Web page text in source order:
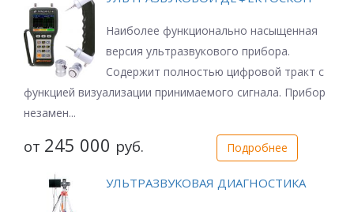
Наиболее функционально насыщенная
версия ультразвукового прибора.
Содержит полностью цифровой тракт с
функцией визуализации принимаемого сигнала. Прибор
незамен...
от 245 000 руб. Подробнее
УЛЬТРАЗВУКОВАЯ ДИАГНОСТИКА